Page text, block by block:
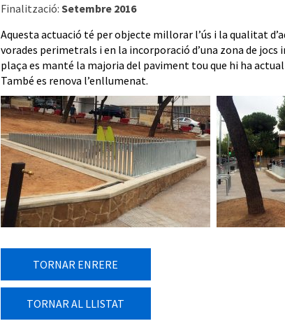
Finalització: Setembre 2016
Aquesta actuació té per objecte millorar l’ús i la qualitat
vorades perimetrals i en la incorporació d’una zona de
plaça es manté la majoria del paviment tou que hi ha
També es renova l’enllumenat.
TORNAR ENRERE
TORNAR AL LLISTAT